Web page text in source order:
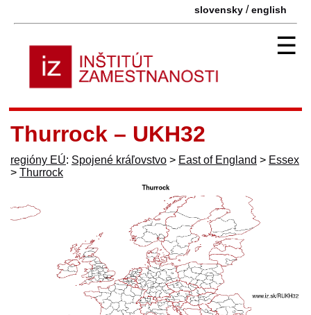
slovensky /english
☰
Thurrock – UKH32
regióny EÚ: Spojené kráľovstvo > East of England > Essex
> Thurrock